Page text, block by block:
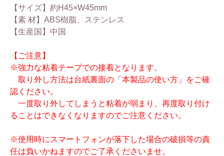
【サイズ】約H45×W45mm
【素 材】ABS樹脂、ステンレス
【生産国】中国
【ご注意】
※強力な粘着テープでの接着となります。
取り外し方法は台紙裏面の「本製品の使い方」をご確
認ください。
一度取り外してしまうと粘着が弱まり、再度取り付け
ることはできなくなりますのでご注意ください。
※使用時にスマートフォンが落下した場合の破損等の責
任は負いかねますのでご了承くださいませ。